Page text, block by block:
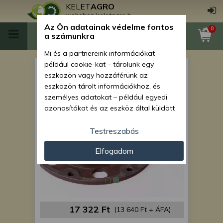
KELETAGRO
webshop.keletagro.hu
0
MTZ féktengelyház fedél
17 322 Ft (13 640 Ft + ÁFA)
Az Ön adatainak védelme fontos
a számunkra
Mi és a partnereink információkat –
például cookie-kat – tárolunk egy
eszközön vagy hozzáférünk az
eszközön tárolt információkhoz, és
személyes adatokat – például egyedi
azonosítókat és az eszköz által küldött
személyre szabott hirdetések és
tartalom nyújtásához, hirdetés- és
tartalomméréshez, nézettségi adatok
gyűjtéséhez, valamint termékek
kifejlesztéséhez és a termékek
javításához. Az Ön engedélyével mi és a
módszerrel szerzett pontos geolokációs
Testreszabás
Elfogadom